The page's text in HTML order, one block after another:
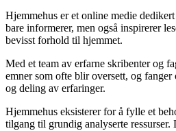
Hjemmehus er et online medie
bare informerer, men også inspirerer
bevisst forhold til hjemmet.
Med et team av erfarne skribenter og
emner som ofte blir oversett, og
og deling av erfaringer.
Hjemmehus eksisterer for å fylle et
tilgang til grundig analyserte